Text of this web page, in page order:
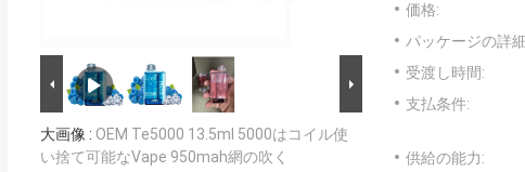
大画像 : OEM Te5000 13.5ml 5000はコイル使
い捨て可能なVape 950mah網の吹く
価格:
パッケージの詳
受渡し時間:
支払条件:
供給の能力: